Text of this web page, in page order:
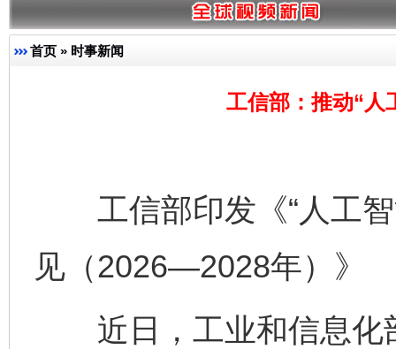
首页 » 时事新闻
工信部：推动“人
工信部印发《“人工智
见（2026—2028年）》
近日，工业和信息化